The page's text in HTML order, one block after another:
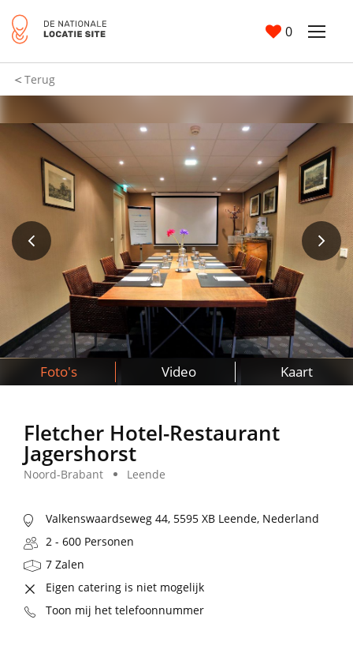
0
Terug
Foto's Video Kaart
Fletcher Hotel-Restaurant
Jagershorst
Noord-Brabant Leende
Valkenswaardseweg 44, 5595 XB Leende, Nederland
2 - 600 Personen
7 Zalen
Eigen catering is niet mogelijk
Toon mij het telefoonnummer